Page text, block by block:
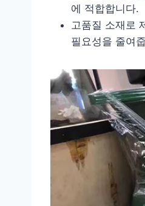
에 적합합니다.
고품질 소재로
필요성을 줄여